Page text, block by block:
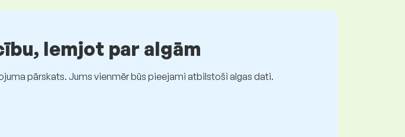
lemjot par algām
pārskats. Jums vienmēr būs pieejami atbilstoši algas dati.